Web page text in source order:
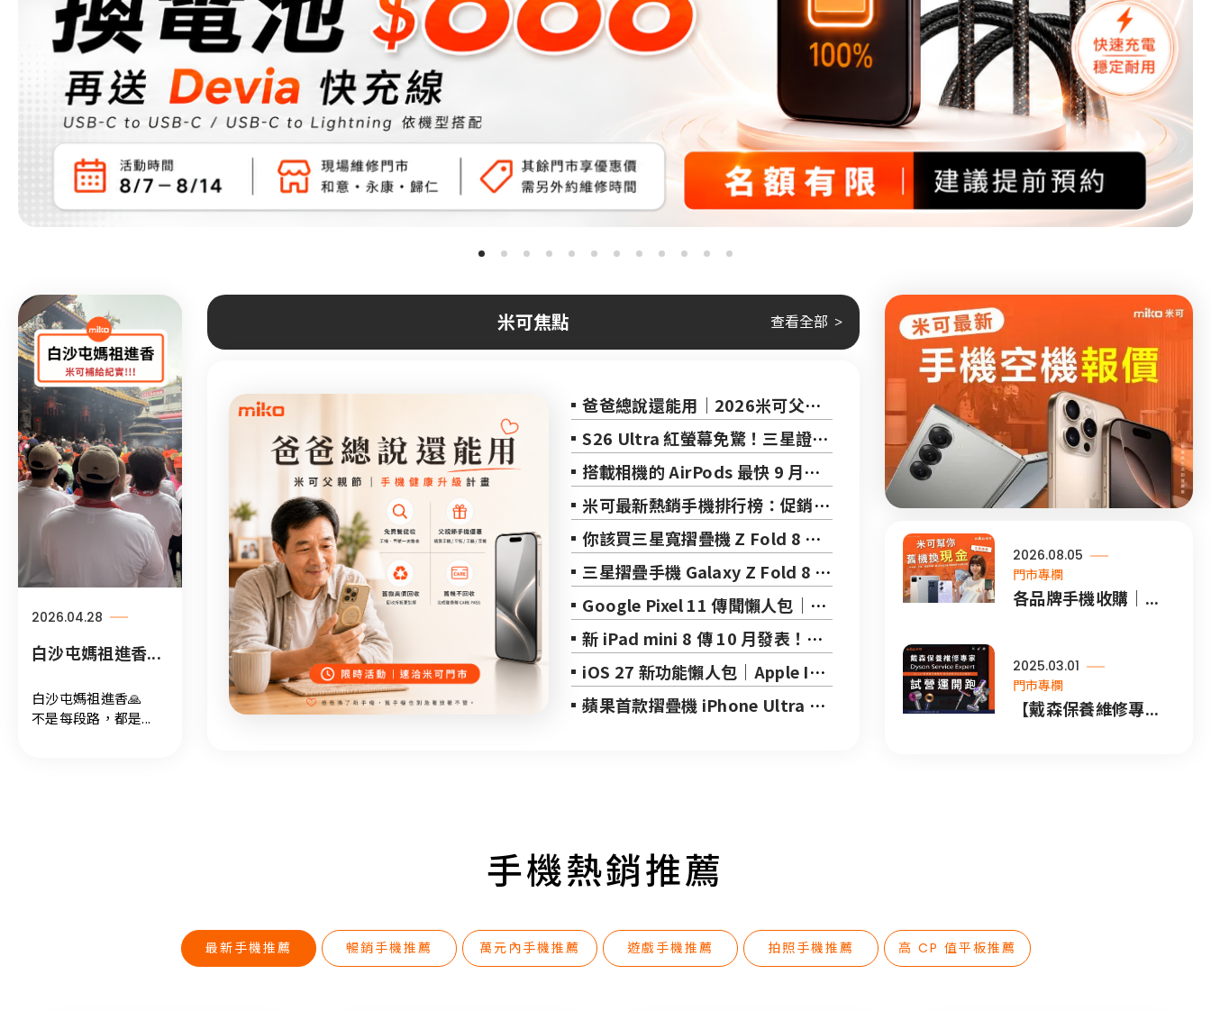
2026.04.28
限量倒數!!! vivo...
#vivo 攝影大師套裝
組全開箱
2026.04.28
白沙屯媽祖進香...
白沙屯媽祖進香🙏
不是每段路，都是...
2026.04.28
vivo X300 Ultra 是
2026.04.10
這台拍太遠 害小編
2025.11.18
摔機實測!!! 這款...
小編又來摔手機給
大家看了😎
...
2025.11.18
新機上市
vivo X300超強...
vivo X 蔡司 長焦增
距鏡 超強實拍一...
2025.11.18
新機上市
攝影旗艦機又升...
📢各位vivo X300系
列實拍真的太美了...
2025.01.12
3C新知
手機卡頓‼️ 掉電...
手機卡頓‼️ 掉電異
常‼️
2024.11.05
限時優惠
教你一招抗過敏-...
有這樣的閨密..........
請你把這支影片分...
米可焦點 查看全部
你該買三星寬摺疊機 Z Fold 8 的 3 大理由：高效能、更輕、更適合影片與遊戲
三星摺疊手機 Galaxy Z Fold 8 / 8 Ultra 與 Z Flip 8 正式發表規格、台灣價格與上市日期總整理
Google Pixel 11 傳聞懶人包｜上市時間、規格特色、價格、顏色預測
新 iPad mini 8 傳 10 月發表！規格升級有感：首搭 OLED 螢幕、A19 Pro 晶片與防水設計！
爸爸總說還能用｜2026米可父親節手機健康升級計畫
S26 Ultra 紅螢幕免驚！三星證實非硬體故障，兩大官方修復方案與暫時自救法全攻略
搭載相機的 AirPods 最快 9 月亮相？相機版 AirPods / AirPods Ultra 上市時間、功能與規格總整理
米可最新熱銷手機排行榜：促銷活動 + 蘋果漲價刺激全月銷量大增！
你該買三星寬摺疊機 Z Fold 8 的 3 大理由：高效能、更輕、更適合影片與遊戲
三星摺疊手機 Galaxy Z Fold 8 / 8 Ultra 與 Z Flip 8 正式發表規格、台灣價格與上市日期總整理
Google Pixel 11 傳聞懶人包｜上市時間、規格特色、價格、顏色預測
新 iPad mini 8 傳 10 月發表！規格升級有感：首搭 OLED 螢幕、A19 Pro 晶片與防水設計！
iOS 27 新功能懶人包｜Apple Intelligece、新 Siri AI 深度整合 iPhone 應用，支援哪些機型、更新時間一次了解！
蘋果首款摺疊機 iPhone Ultra 什麼時候出？2026 上市時間、價格、尺寸規格懶人包
S26 Ultra 紅螢幕免驚！三星證實非硬體故障，兩大官方修復方案與暫時自救法全攻略
米可最新熱銷手機排行榜：促銷活動 + 蘋果漲價刺激全月銷量大增！
你該買三星寬摺疊機 Z Fold 8 的 3 大理由：高效能、更輕、更適合影片與遊戲
2026.08.05
門市專欄
各品牌手機收購｜...
2025.03.01
門市專欄
【戴森保養維修專...
手機熱銷推薦
最新手機推薦 暢銷手機推薦 萬元內手機推薦 遊戲手機推薦 拍照手機推薦 高 CP 值平板推薦